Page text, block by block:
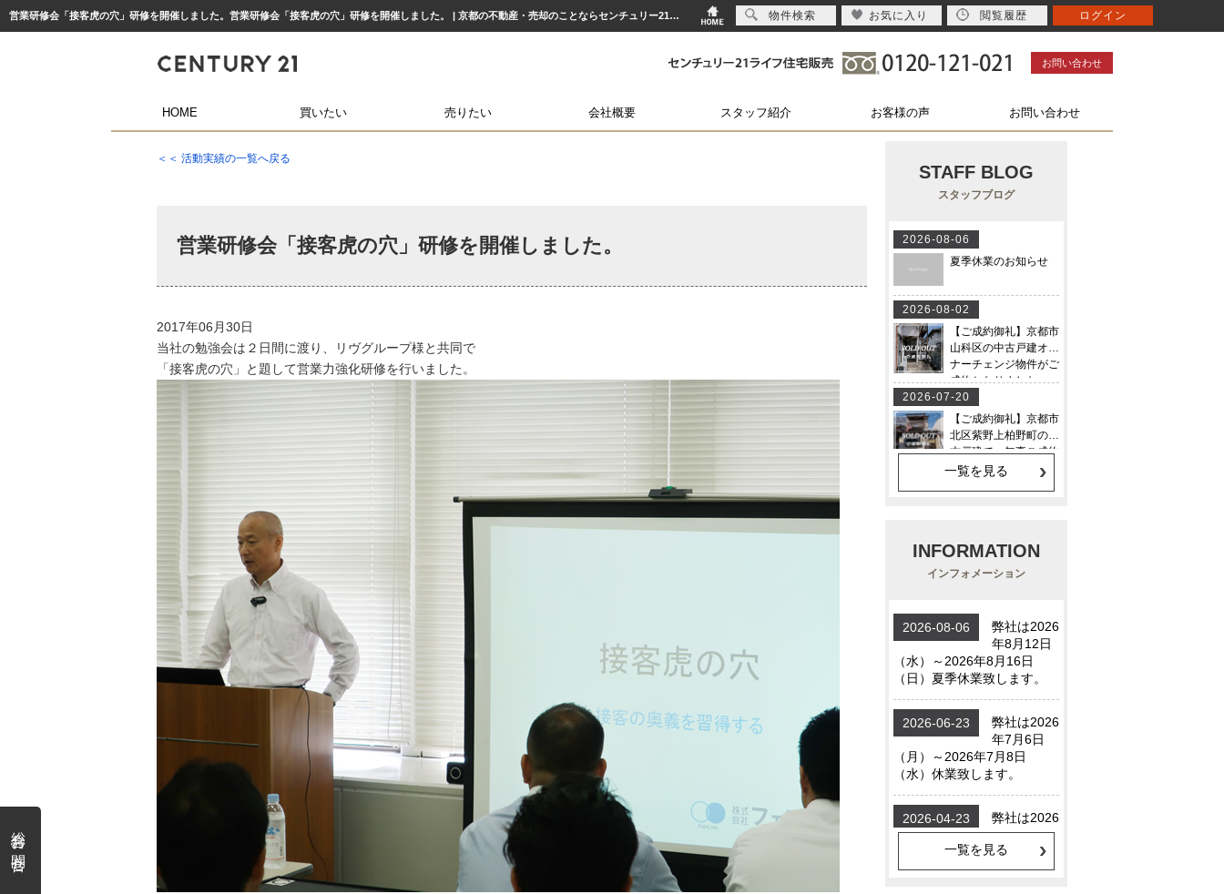
営業研修会「接客虎の穴」研修を開催しました。営業研修会「接客虎の穴」研修を開催しました。 | 京都の不動産・売却のことならセンチュリー21ライフ住宅販売
お問い合わせ
HOME 買いたい 売りたい 会社概要 スタッフ紹介 お客様の声 お問い合わせ
＜＜ 活動実績の一覧へ戻る
営業研修会「接客虎の穴」研修を開催しました。
2017年06月30日
当社の勉強会は２日間に渡り、リヴグループ様と共同で
「接客虎の穴」と題して営業力強化研修を行いました。
STAFF BLOG
スタッフブログ
一覧を見る
INFORMATION
インフォメーション
一覧を見る
総合お問合せ
物件検索 お気に入り 閲覧履歴 ログイン